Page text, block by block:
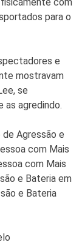
para o
e
mostravam
se
as agredindo.
Agressão e
com Mais
com Mais
e Bateria em
e Bateria